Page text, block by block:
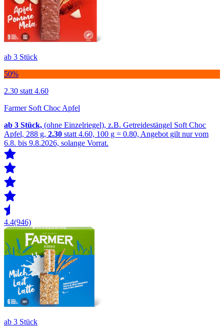
ab 3 Stück
50%
2.30 statt 4.60
Farmer Soft Choc Apfel
ab 3 Stück, (ohne Einzelriegel), z.B. Getreidestängel Soft Choc
Apfel, 288 g, 2.30 statt 4.60, 100 g = 0.80, Angebot gilt nur vom
6.8. bis 9.8.2026, solange Vorrat.
4.4(946)
ab 3 Stück